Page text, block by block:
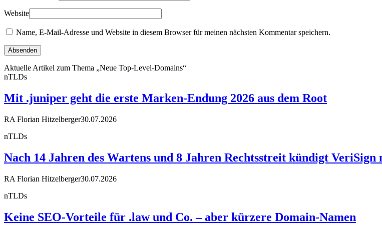
Website
Name, E-Mail-Adresse und Website in diesem Browser für meinen nächsten Kommentar speichern.
Aktuelle Artikel zum Thema „Neue Top-Level-Domains“
nTLDs
Mit .juniper geht die erste Marken-Endung 2026 aus dem Root
RA Florian Hitzelberger30.07.2026
nTLDs
Nach 14 Jahren des Wartens und 8 Jahren Rechtsstreit kündigt VeriSign
RA Florian Hitzelberger30.07.2026
nTLDs
Keine SEO-Vorteile für .law und Co. – aber kürzere Domain-Namen